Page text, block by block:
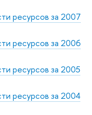
ресурсов за 2007
ресурсов за 2006
ресурсов за 2005
ресурсов за 2004